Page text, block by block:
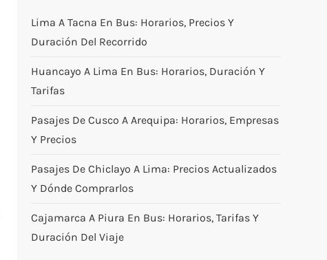
Lima A Tacna En Bus: Horarios, Precios Y
Duración Del Recorrido
Huancayo A Lima En Bus: Horarios, Duración Y
Tarifas
Pasajes De Cusco A Arequipa: Horarios, Empresas
Y Precios
Pasajes De Chiclayo A Lima: Precios Actualizados
Y Dónde Comprarlos
Cajamarca A Piura En Bus: Horarios, Tarifas Y
Duración Del Viaje